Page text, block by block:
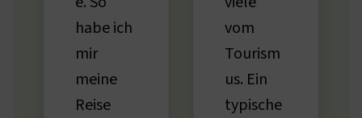
habe ich
mir
meine
Reise
vom
Tourism
us. Ein
typische